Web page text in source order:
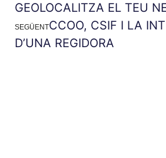
GEOLOCALITZA EL TEU
SEGÜENTCCOO, CSIF I LA
D’UNA REGIDORA